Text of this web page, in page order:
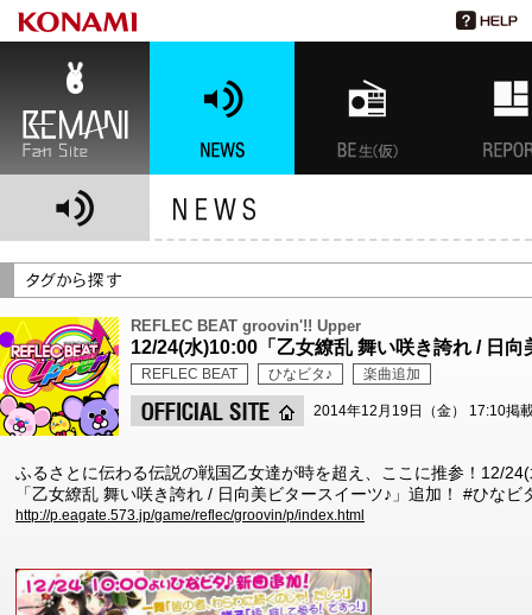
REFLEC BEAT groovin'!! Upper
12/24(水)10:00「乙女繚乱 舞い咲き誇れ / 日
REFLEC BEAT ひなビタ♪ 楽曲追加
2014年12月19日（金） 17:10掲
ふるさとに伝わる伝説の戦国乙女達が時を超え、ここに推参！12/
「乙女繚乱 舞い咲き誇れ / 日向美ビタースイーツ♪」追加！ #ひなビ
http://p.eagate.573.jp/game/reflec/groovin/p/index.html